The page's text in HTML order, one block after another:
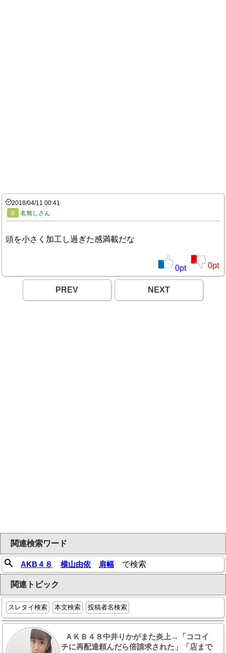
2018/04/11 00:41
8
名無しさん
頭を小さく加工し過ぎた感満載だな
0pt 0pt
PREV NEXT
関連検索ワード
AKB４８ 横山由依 肩幅 で検索
関連トピック
スレタイ検索 本文検索 投稿者名検索
ＡＫＢ４８中井りかがまた炎上→「ココイ
チに再配達頼んだら倍請求された」「店まで